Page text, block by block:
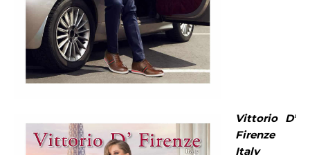
Vittorio D’
Firenze
Italy